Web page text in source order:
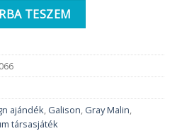
Backgammon mennyiség
TESZEM
ajándék, Galison, Gray Malin,
társasjáték